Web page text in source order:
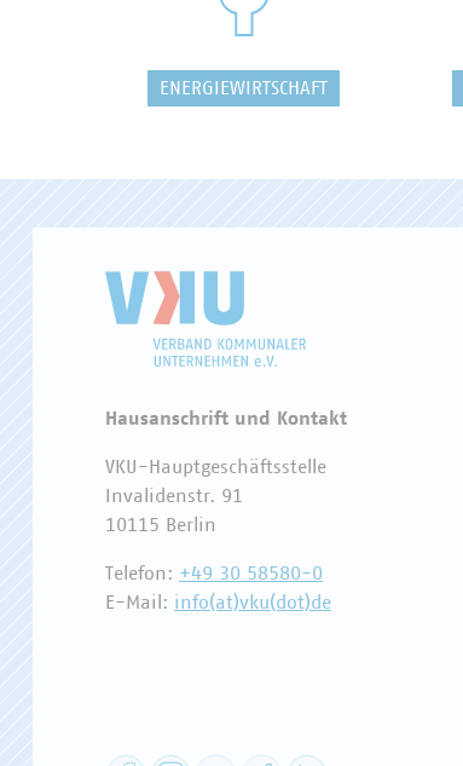
ENERGIEWIRTSCHAFT
Hausanschrift und Kontakt
VKU-Hauptgeschäftsstelle
Invalidenstr. 91
10115 Berlin
Telefon: +49 30 58580-0
E-Mail: info(at)vku(dot)de